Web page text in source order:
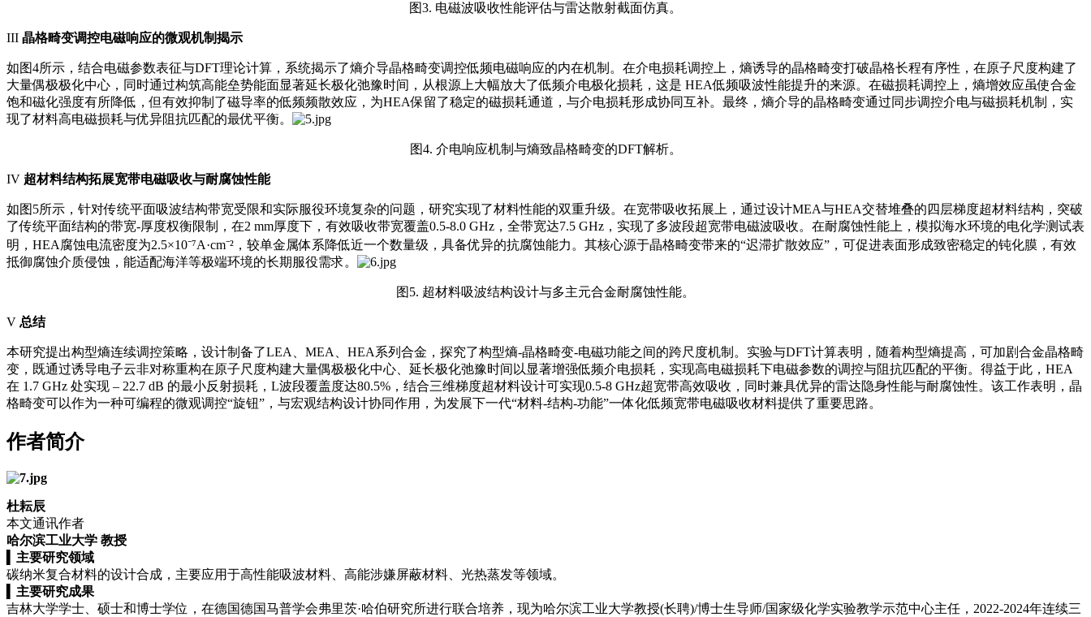
图3. 电磁波吸收性能评估与雷达散射截面仿真。
III 晶格畸变调控电磁响应的微观机制揭示
如图4所示，结合电磁参数表征与DFT理论计算，系统揭示了熵介导晶格畸变调控低频电磁响应的内在机制。在介电损耗调控上，熵诱导的晶格畸变打破晶格长程有序性，在原子尺度构建了
大量偶极极化中心，同时通过构筑高能垒势能面显著延长极化弛豫时间，从根源上大幅放大了低频介电极化损耗，这是 HEA低频吸波性能提升的来源。在磁损耗调控上，熵增效应虽使合金
饱和磁化强度有所降低，但有效抑制了磁导率的低频频散效应，为HEA保留了稳定的磁损耗通道，与介电损耗形成协同互补。最终，熵介导的晶格畸变通过同步调控介电与磁损耗机制，实
现了材料高电磁损耗与优异阻抗匹配的最优平衡。
图4. 介电响应机制与熵致晶格畸变的DFT解析。
IV 超材料结构拓展宽带电磁吸收与耐腐蚀性能
如图5所示，针对传统平面吸波结构带宽受限和实际服役环境复杂的问题，研究实现了材料性能的双重升级。在宽带吸收拓展上，通过设计MEA与HEA交替堆叠的四层梯度超材料结构，突破
了传统平面结构的带宽-厚度权衡限制，在2 mm厚度下，有效吸收带宽覆盖0.5-8.0 GHz，全带宽达7.5 GHz，实现了多波段超宽带电磁波吸收。在耐腐蚀性能上，模拟海水环境的电化学测试表
明，HEA腐蚀电流密度为2.5×10⁻⁷A·cm⁻²，较单金属体系降低近一个数量级，具备优异的抗腐蚀能力。其核心源于晶格畸变带来的“迟滞扩散效应”，可促进表面形成致密稳定的钝化膜，有效
抵御腐蚀介质侵蚀，能适配海洋等极端环境的长期服役需求。
图5. 超材料吸波结构设计与多主元合金耐腐蚀性能。
V 总结
本研究提出构型熵连续调控策略，设计制备了LEA、MEA、HEA系列合金，探究了构型熵-晶格畸变-电磁功能之间的跨尺度机制。实验与DFT计算表明，随着构型熵提高，可加剧合金晶格畸
变，既通过诱导电子云非对称重构在原子尺度构建大量偶极极化中心、延长极化弛豫时间以显著增强低频介电损耗，实现高电磁损耗下电磁参数的调控与阻抗匹配的平衡。得益于此，HEA
在 1.7 GHz 处实现 – 22.7 dB 的最小反射损耗，L波段覆盖度达80.5%，结合三维梯度超材料设计可实现0.5-8 GHz超宽带高效吸收，同时兼具优异的雷达隐身性能与耐腐蚀性。该工作表明，晶
格畸变可以作为一种可编程的微观调控“旋钮”，与宏观结构设计协同作用，为发展下一代“材料-结构-功能”一体化低频宽带电磁吸收材料提供了重要思路。
作者简介
杜耘辰
本文通讯作者
哈尔滨工业大学 教授
主要研究领域
碳纳米复合材料的设计合成，主要应用于高性能吸波材料、高能涉嫌屏蔽材料、光热蒸发等领域。
主要研究成果
吉林大学学士、硕士和博士学位，在德国德国马普学会弗里茨·哈伯研究所进行联合培养，现为哈尔滨工业大学教授(长聘)/博士生导师/国家级化学实验教学示范中心主任，2022-2024年连续三